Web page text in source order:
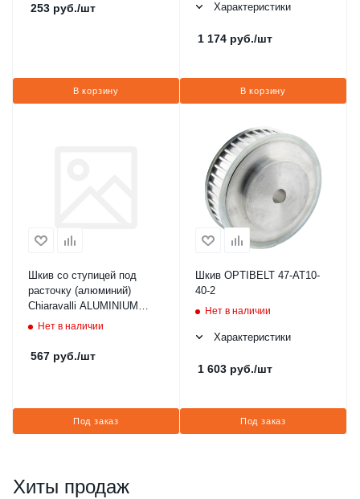
253 руб./шт
В корзину
Характеристики
1 174 руб./шт
В корзину
Шкив со ступицей под
расточку (алюминий)
Chiaravalli ALUMINIUM
PULLEY 21T5 Z=18
Нет в наличии
567 руб./шт
Под заказ
Шкив OPTIBELT 47-AT10-
40-2
Нет в наличии
Характеристики
1 603 руб./шт
Под заказ
Хиты продаж